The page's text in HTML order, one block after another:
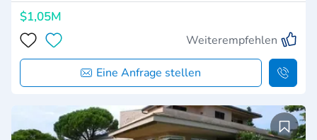
$1,05M
Weiterempfehlen
Eine Anfrage stellen